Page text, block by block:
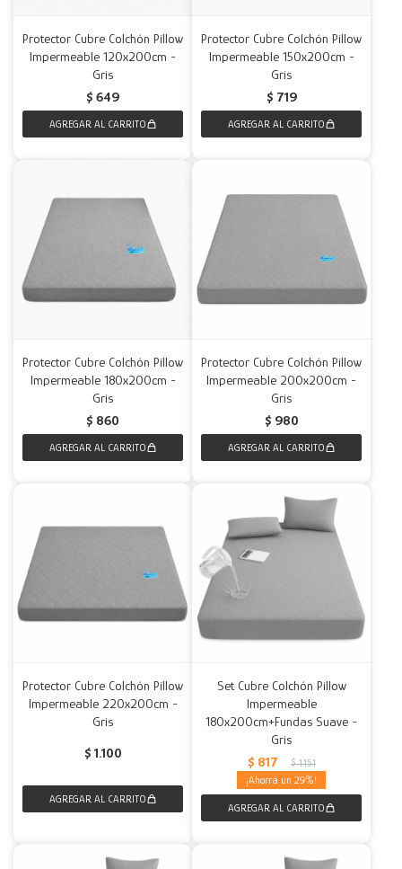
Protector Cubre Colchón Pillow
Impermeable 120x200cm -
Gris
$ 649
Protector Cubre Colchón Pillow
Impermeable 150x200cm -
Gris
$ 719
Protector Cubre Colchón Pillow
Impermeable 180x200cm -
Gris
$ 860
Protector Cubre Colchón Pillow
Impermeable 200x200cm -
Gris
$ 980
Protector Cubre Colchón Pillow
Impermeable 220x200cm -
Gris
$ 1.100
Set Cubre Colchón Pillow
Impermeable
180x200cm+Fundas Suave -
Gris
$ 817 $ 1.151
29